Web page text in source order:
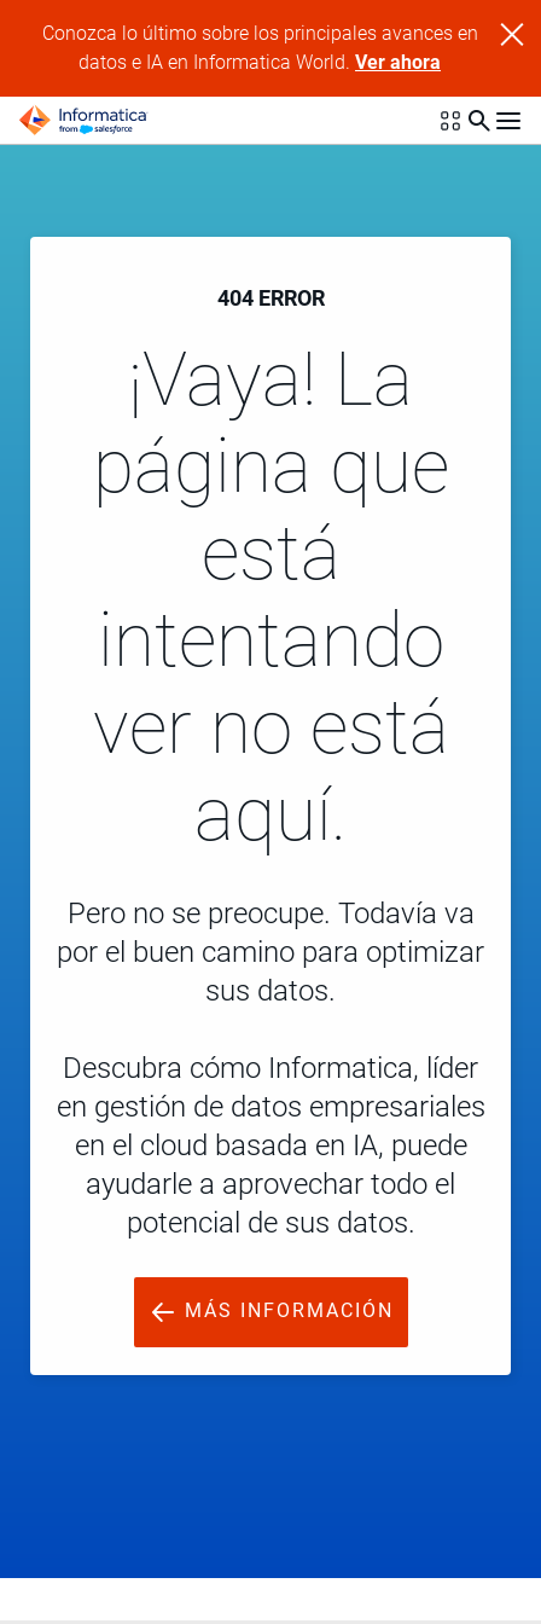
Conozca lo último sobre los principales avances en
datos e IA en Informatica World.Ver ahora
404 ERROR
¡Vaya! La
página que
está
intentando
ver no está
aquí.
Pero no se preocupe. Todavía va
por el buen camino para optimizar
sus datos.
Descubra cómo Informatica, líder
en gestión de datos empresariales
en el cloud basada en IA, puede
ayudarle a aprovechar todo el
potencial de sus datos.
MÁS INFORMACIÓN